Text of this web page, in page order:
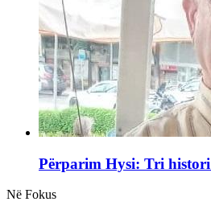
Përparim Hysi: Tri histori
Në Fokus